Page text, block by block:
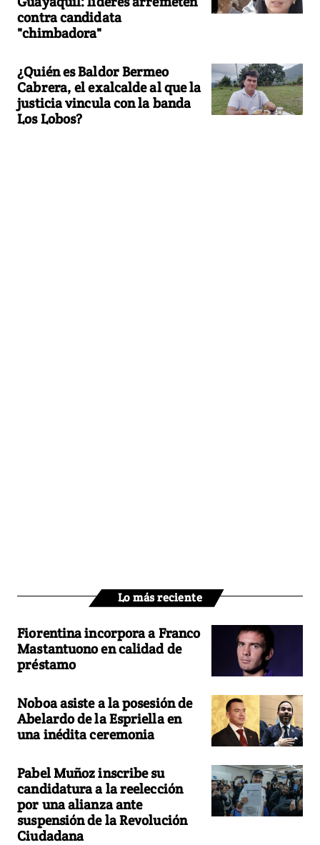
contra candidata
"chimbadora"
¿Quién es Baldor Bermeo
Cabrera, el exalcalde al que la
justicia vincula con la banda
Los Lobos?
Lo más reciente
Fiorentina incorpora a Franco
Mastantuono en calidad de
préstamo
Noboa asiste a la posesión de
Abelardo de la Espriella en
una inédita ceremonia
Pabel Muñoz inscribe su
candidatura a la reelección
por una alianza ante
suspensión de la Revolución
Ciudadana